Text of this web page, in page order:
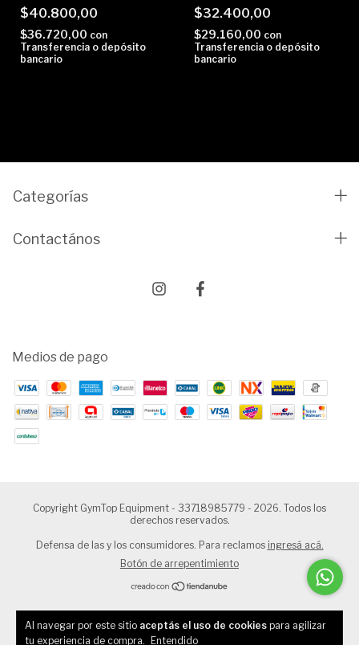
Al navegar por este sitio aceptás el uso de cookies para agilizar
tu experiencia de compra.
Entendido
$40.800,00
$36.720,00 con
Transferencia o depósito
bancario
$32.400,00
$29.160,00 con
Transferencia o depósito
bancario
Categorías
Contactános
Medios de pago
Copyright GymTop Equipment - 33718985779 - 2026. Todos los
derechos reservados.
Defensa de las y los consumidores. Para reclamos ingresá acá.
Botón de arrepentimiento